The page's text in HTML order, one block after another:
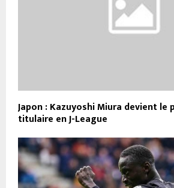
Japon : Kazuyoshi Miura devient le
titulaire en J-League